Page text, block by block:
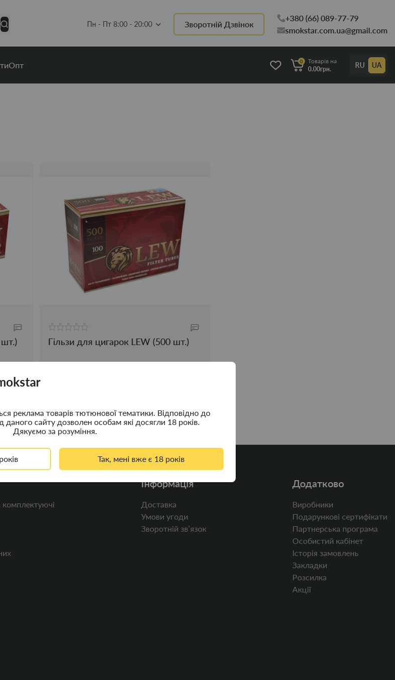
реклама товарів тютюнової тематики. Відповідно до
даного сайту дозволен особам які досягли 18 років.
Дякуємо за розуміння.
Так, мені вже є 18 років
Пн - Пт 8:00 - 20:00 Зворотній Дзвінок
+380 (66) 089-77-79
smokstar.com.ua@gmail.com
Опт 0
Товарів на
0.00грн.
RU UA
Гільзи для цигарок LEW (500 шт.)
Інформація
Доставка
Умови угоди
Зворотній звʼязок
Додатково
Виробники
Подарункові сертифікати
Партнерська програма
Особистий кабінет
Історія замовлень
Закладки
Розсилка
Акції